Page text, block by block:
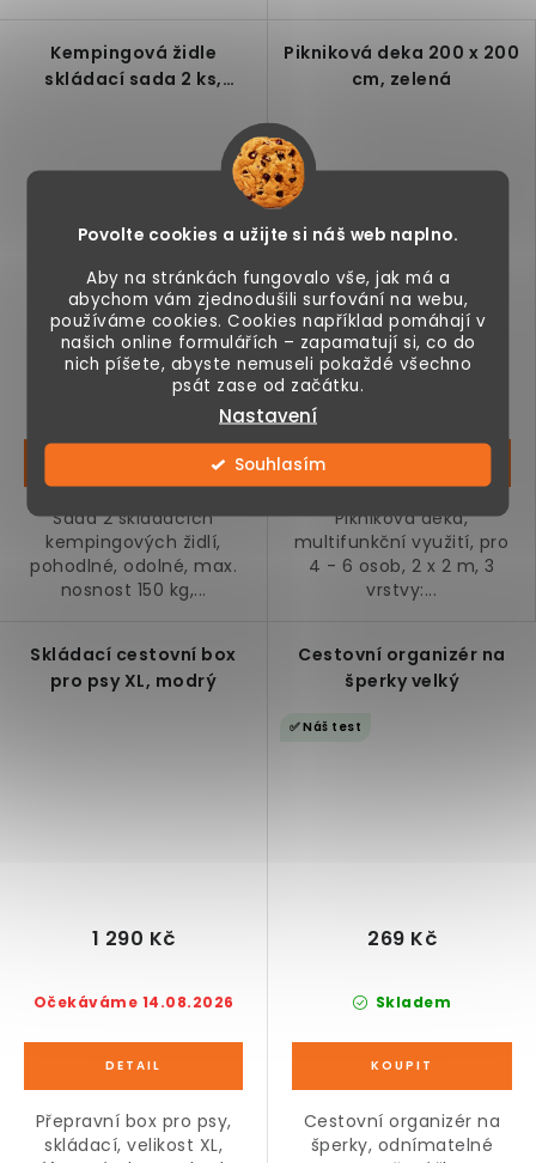
Povolte cookies a užijte si náš web naplno.
Aby na stránkách fungovalo vše, jak má a
abychom vám zjednodušili surfování na webu,
používáme cookies. Cookies například pomáhají v
našich online formulářích – zapamatují si, co do
nich píšete, abyste nemuseli pokaždé všechno
psát zase od začátku.
Nastavení
Souhlasím
Kempingová židle
skládací sada 2 ks,
Skladem
990 Kč
Sada 2 skládacích
kempingových židlí,
pohodlné, odolné, max.
nosnost 150 kg,...
Pikniková deka 200 x 200
cm, zelená
599 Kč
Pikniková deka,
multifunkční využití, pro
4 - 6 osob, 2 x 2 m, 3
vrstvy:...
Skládací cestovní box
pro psy XL, modrý
Očekáváme 14.08.2026
1 290 Kč
Přepravní box pro psy,
skládací, velikost XL,
Cestovní organizér na
šperky velký
✅ Náš test
Skladem
269 Kč
Cestovní organizér na
šperky, odnímatelné